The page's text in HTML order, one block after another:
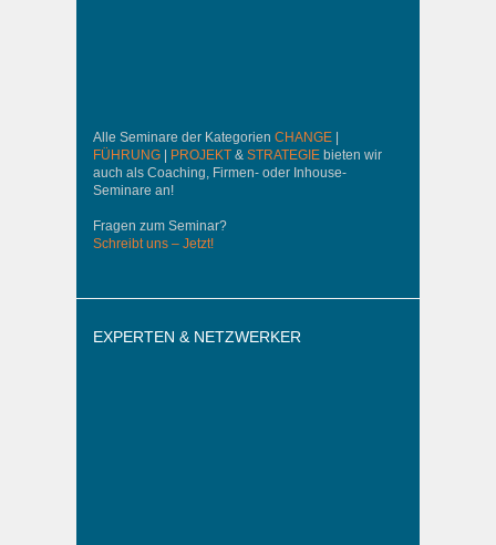
Alle Seminare der Kategorien CHANGE
FÜHRUNG
PROJEKT & STRATEGIE bieten wir
auch als Coaching, Firmen- oder Inhouse-
Seminare an!
Fragen zum Seminar?
Schreibt uns – Jetzt!
EXPERTEN & NETZWERKER